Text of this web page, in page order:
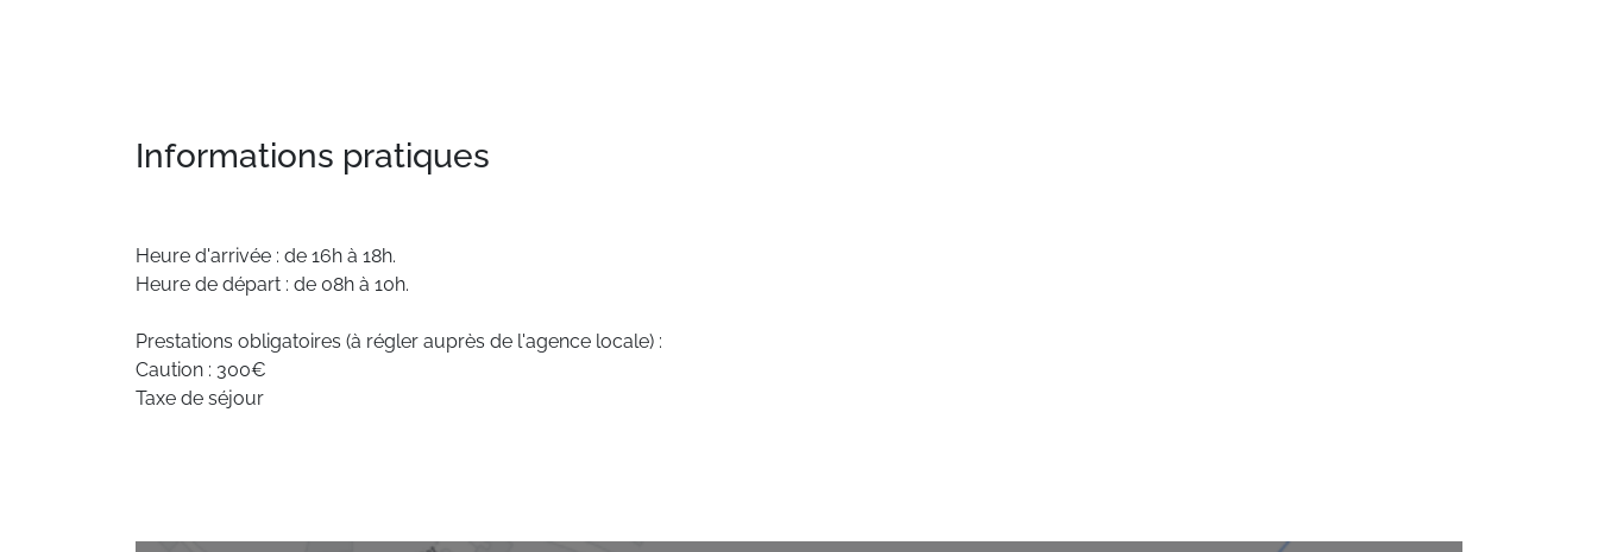
Informations pratiques
Heure d'arrivée : de 16h à 18h.
Heure de départ : de 08h à 10h.
Prestations obligatoires (à régler auprès de l'agence locale) :
Caution : 300€
Taxe de séjour